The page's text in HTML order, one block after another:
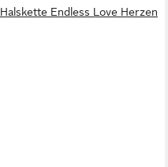
Halskette Endless Love Herzen